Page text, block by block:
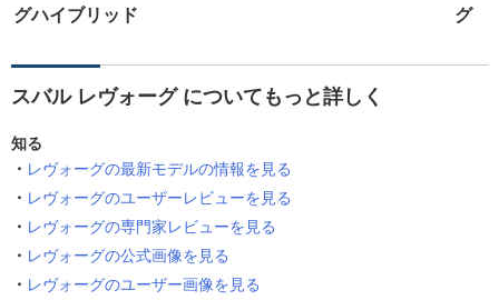
グハイブリッド
グ
スバル レヴォーグ についてもっと詳しく
知る
レヴォーグの最新モデルの情報を見る
レヴォーグのユーザーレビューを見る
レヴォーグの専門家レビューを見る
レヴォーグの公式画像を見る
レヴォーグのユーザー画像を見る